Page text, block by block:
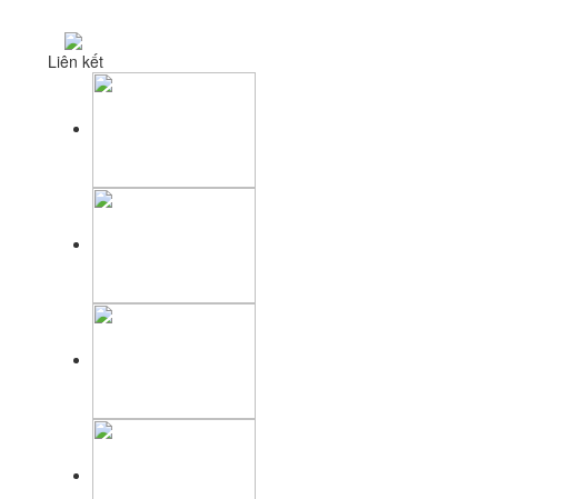
Liên kết